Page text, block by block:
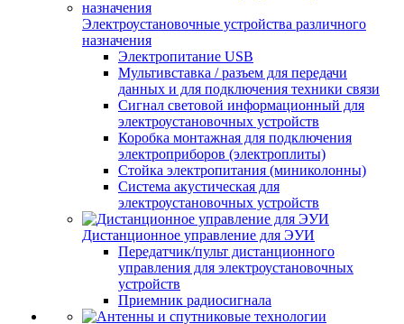
Электроустановочные устройства различного
назначения
Электропитание USB
Мультивставка / разъем для передачи
данных и для подключения техники связи
Сигнал световой информационный для
электроустановочных устройств
Коробка монтажная для подключения
электроприборов (электроплиты)
Стойка электропитания (миниколонны)
Система акустическая для
электроустановочных устройств
Дистанционное управление для ЭУИ
Передатчик/пульт дистанционного
управления для электроустановочных
устройств
Приемник радиосигнала